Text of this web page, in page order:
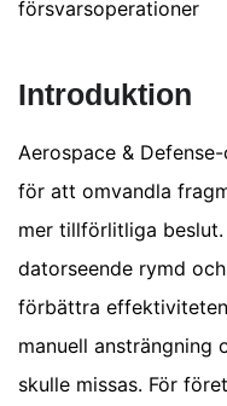
försvarsoperationer
Introduktion
Aerospace &
för att omvandla
mer tillförlitliga
datorseende rymd
förbättra
manuell ansträngning
skulle missas. För